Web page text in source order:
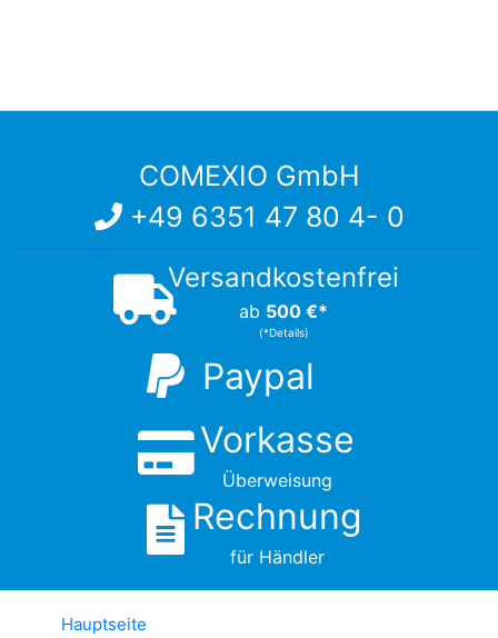
COMEXIO GmbH
+49 6351 47 80 4- 0
Versandkostenfrei
ab 500 €*
(*Details)
Paypal
Vorkasse
Überweisung
Rechnung
für Händler
Hauptseite